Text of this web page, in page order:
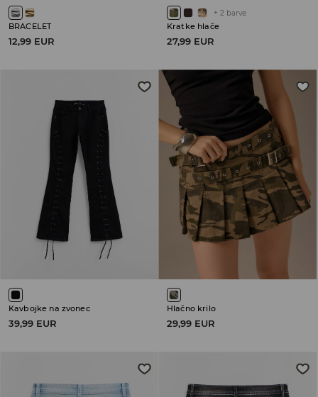
BRACELET
12,99 EUR
+ 2 barve
Kratke hlače
27,99 EUR
Kavbojke na zvonec
39,99 EUR
Hlačno krilo
29,99 EUR